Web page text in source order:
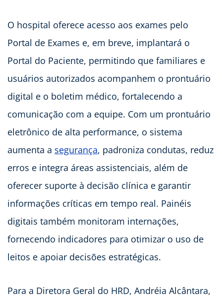
O hospital oferece acesso aos exames pelo
Portal de Exames e, em breve, implantará o
Portal do Paciente, permitindo que familiares e
usuários autorizados acompanhem o prontuário
digital e o boletim médico, fortalecendo a
comunicação com a equipe. Com um prontuário
eletrônico de alta performance, o sistema
aumenta a segurança, padroniza condutas, reduz
erros e integra áreas assistenciais, além de
oferecer suporte à decisão clínica e garantir
informações críticas em tempo real. Painéis
digitais também monitoram internações,
fornecendo indicadores para otimizar o uso de
leitos e apoiar decisões estratégicas.
Para a Diretora Geral do HRD, Andréia Alcântara,